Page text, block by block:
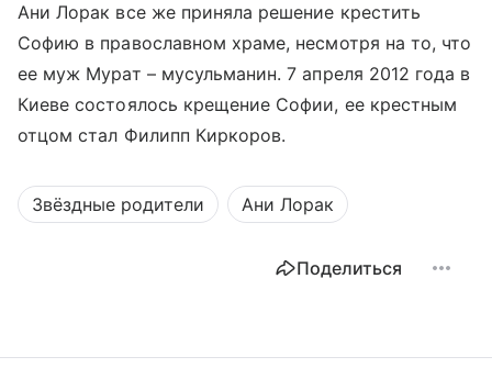
Ани Лорак все же приняла решение крестить
Софию в православном храме, несмотря на то, что
ее муж Мурат – мусульманин. 7 апреля 2012 года в
Киеве состоялось крещение Софии, ее крестным
отцом стал Филипп Киркоров.
Звёздные родители Ани Лорак
Поделиться